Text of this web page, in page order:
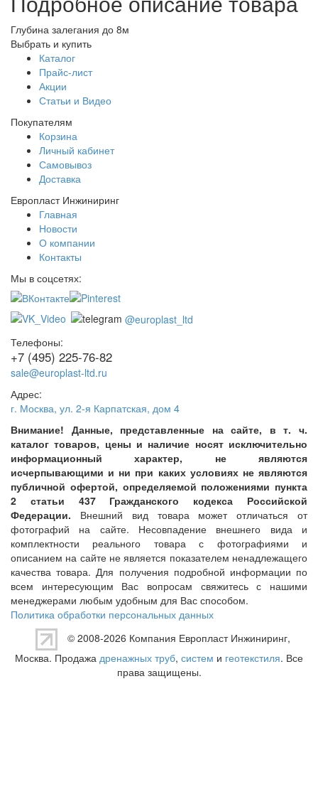
Глубина залегания до 8м
Выбрать и купить
Каталог
Прайс-лист
Акции
Статьи и Видео
Покупателям
Корзина
Личный кабинет
Самовывоз
Доставка
Европласт Инжиниринг
Главная
Новости
О компании
Контакты
Мы в соцсетях:
@europlast_ltd
Телефоны:
+7 (495) 225-76-82
sale@europlast-ltd.ru
Адрес:
г. Москва, ул. 2-я Карпатская, дом 4
Внимание! Данные, представленные на сайте, в т. ч.
каталог товаров, цены и наличие носят исключительно
информационный характер, не являются
исчерпывающими и ни при каких условиях не являются
публичной офертой, определяемой положениями пункта
2 статьи 437 Гражданского кодекса Российской
Федерации. Внешний вид товара может отличаться от
фотографий на сайте. Несовпадение внешнего вида и
комплектности реального товара с фотографиями и
описанием на сайте не является показателем ненадлежащего
качества товара. Для получения подробной информации по
всем интересующим Вас вопросам свяжитесь с нашими
менеджерами любым удобным для Вас способом.
Политика обработки персональных данных
© 2008-2026 Компания Европласт Инжиниринг,
Москва. Продажа дренажных труб, систем и геотекстиля. Все
права защищены.